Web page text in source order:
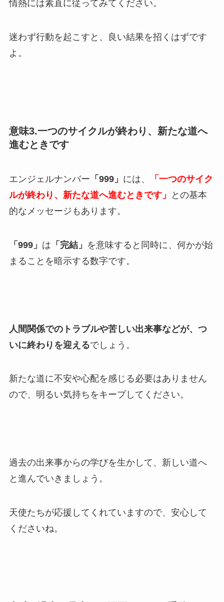
情熱には素直に従ってみてください。
迷わず行動を起こすと、良い結果を招くはずです
よ。
意味3.一つのサイクルが終わり、新たな道へ
進むときです
エンジェルナンバー 「999」 には、
「一つのサイク
ルが終わり、新たな道へ進むときです」
との基本
的なメッセージもあります。
「999」 は 「完結」 を意味すると同時に、何かが始
まることを暗示する数字です。
人間関係でのトラブルや苦しい出来事などが、つ
いに終わりを迎えるでしょう。
新たな道に不安や心配を感じる必要はありません
ので、明るい気持ちをキープしてください。
過去の出来事からの学びを生かして、新しい道へ
と進んでいきましょう。
天使たちが応援してくれていますので、安心して
くださいね。